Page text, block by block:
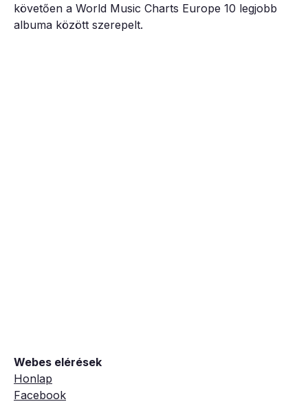
követően a World Music Charts Europe 10 legjobb
albuma között szerepelt.
Webes elérések
Honlap
Facebook